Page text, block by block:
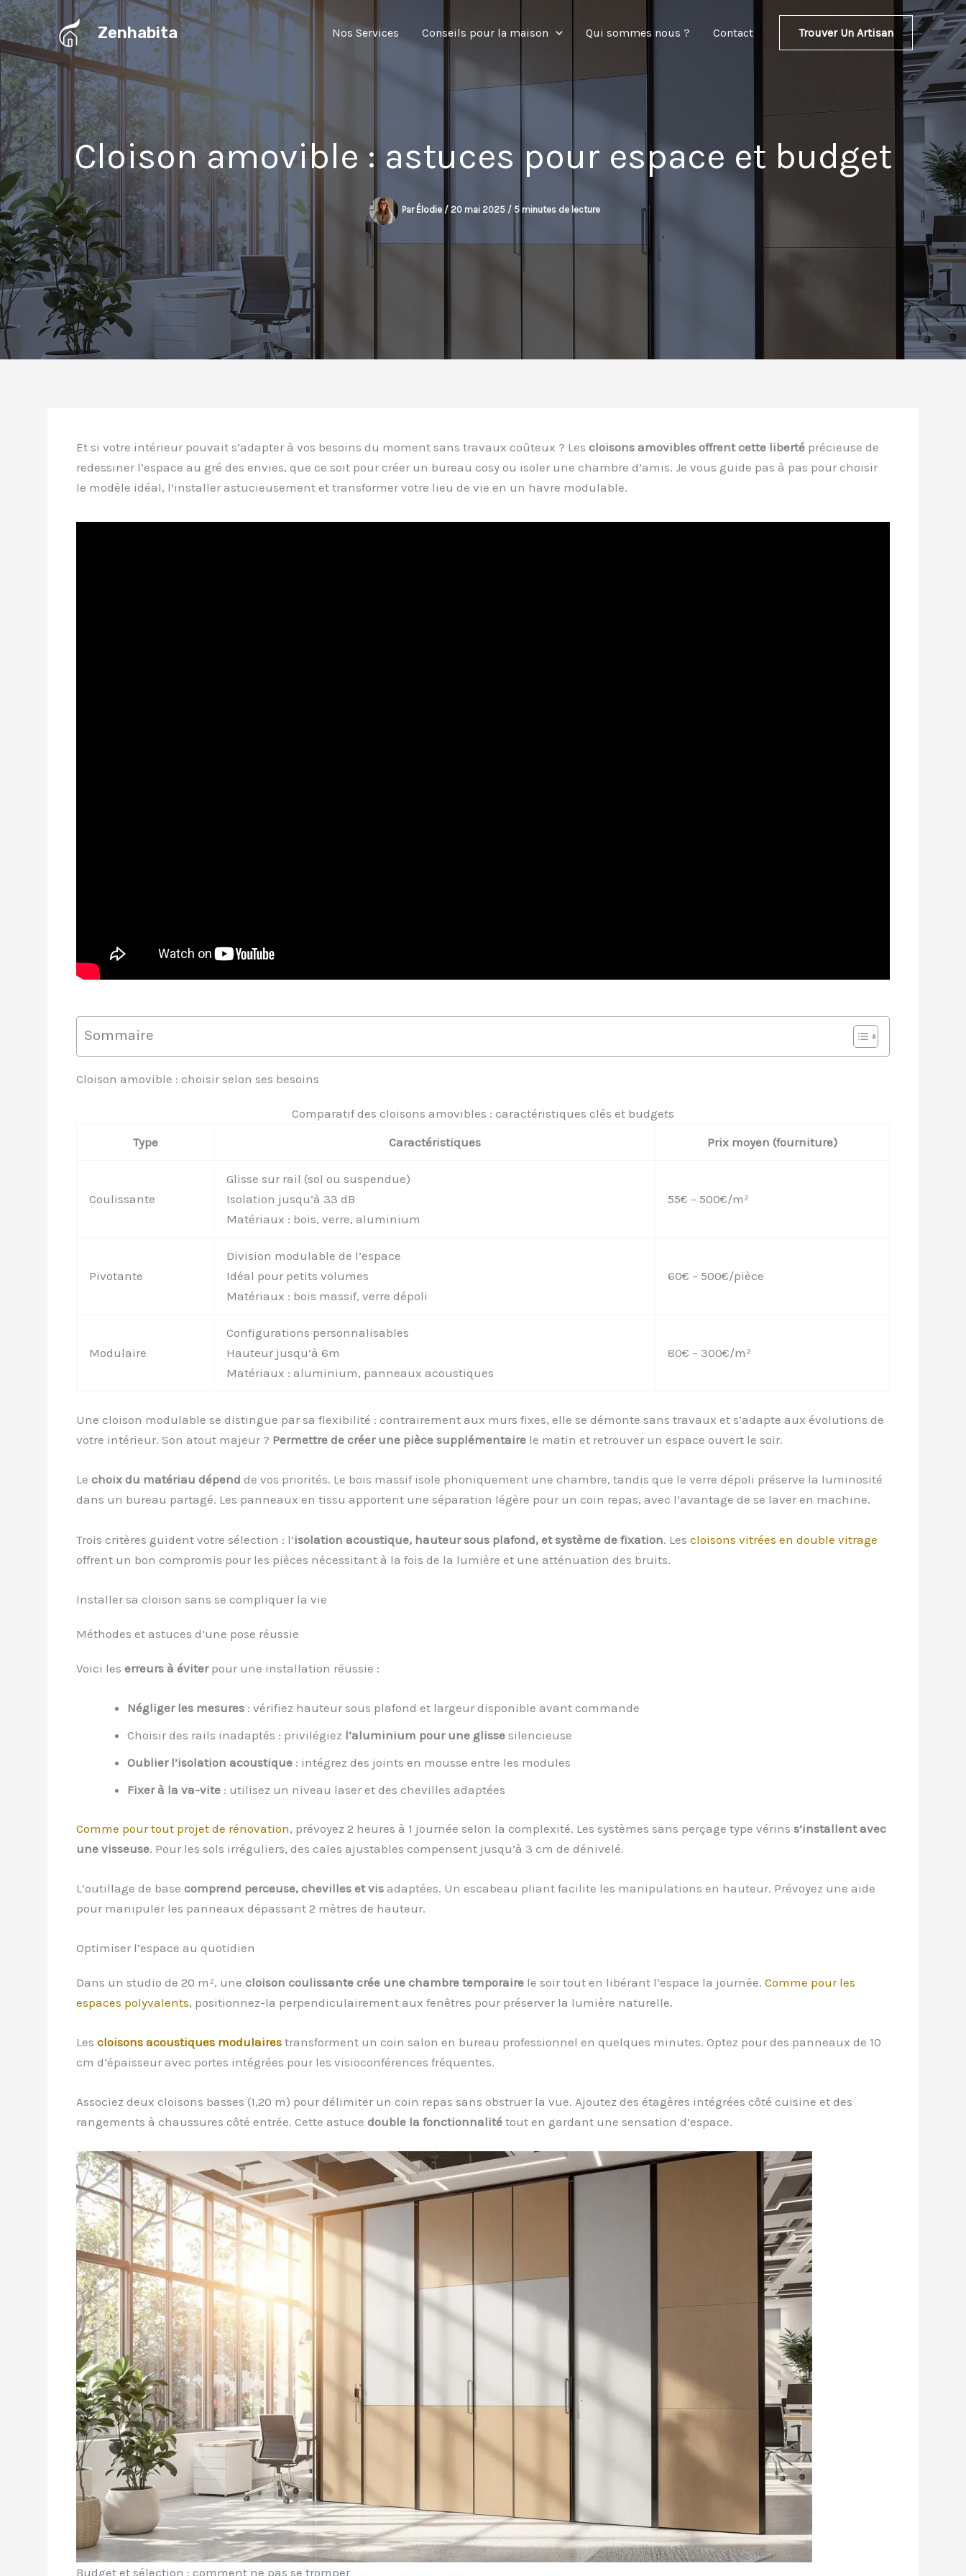
Aller
au
contenu
Zenhabita Nos Services Conseils pour la maison Qui sommes nous ? Contact Trouver Un Artisan
Cloison amovible : astuces pour espace et budget
Par Élodie / 20 mai 2025 /5 minutes de lecture
Et si votre intérieur pouvait s’adapter à vos besoins du moment sans travaux coûteux ? Les cloisons amovibles offrent cette liberté précieuse de
redessiner l’espace au gré des envies, que ce soit pour créer un bureau cosy ou isoler une chambre d’amis. Je vous guide pas à pas pour choisir
le modèle idéal, l’installer astucieusement et transformer votre lieu de vie en un havre modulable.
Sommaire
Cloison amovible : choisir selon ses besoins
Comparatif des cloisons amovibles : caractéristiques clés et budgets
Type
Caractéristiques Prix moyen (fourniture)
Coulissante
Glisse sur rail (sol ou suspendue)
Isolation jusqu’à 33 dB
Matériaux : bois, verre, aluminium
55€ – 500€/m²
Pivotante
Division modulable de l’espace
Idéal pour petits volumes
Matériaux : bois massif, verre dépoli
60€ – 500€/pièce
Modulaire
Configurations personnalisables
Hauteur jusqu’à 6m
Matériaux : aluminium, panneaux acoustiques
80€ – 300€/m²
Une cloison modulable se distingue par sa flexibilité : contrairement aux murs fixes, elle se démonte sans travaux et s’adapte aux évolutions de
votre intérieur. Son atout majeur ? Permettre de créer une pièce supplémentaire le matin et retrouver un espace ouvert le soir.
Le choix du matériau dépend de vos priorités. Le bois massif isole phoniquement une chambre, tandis que le verre dépoli préserve la luminosité
dans un bureau partagé. Les panneaux en tissu apportent une séparation légère pour un coin repas, avec l’avantage de se laver en machine.
Trois critères guident votre sélection : l’isolation acoustique, hauteur sous plafond, et système de fixation. Les cloisons vitrées en double vitrage
offrent un bon compromis pour les pièces nécessitant à la fois de la lumière et une atténuation des bruits.
Installer sa cloison sans se compliquer la vie
Méthodes et astuces d’une pose réussie
Voici les erreurs à éviterpour une installation réussie :
Négliger les mesures : vérifiez hauteur sous plafond et largeur disponible avant commande
Choisir des rails inadaptés : privilégiez l’aluminium pour une glisse silencieuse
Oublier l’isolation acoustique : intégrez des joints en mousse entre les modules
Fixer à la va-vite : utilisez un niveau laser et des chevilles adaptées
Comme pour tout projet de rénovation, prévoyez 2 heures à 1 journée selon la complexité. Les systèmes sans perçage type vérins s’installent avec
une visseuse. Pour les sols irréguliers, des cales ajustables compensent jusqu’à 3 cm de dénivelé.
L’outillage de base comprend perceuse, chevilles et vis adaptées. Un escabeau pliant facilite les manipulations en hauteur. Prévoyez une aide
pour manipuler les panneaux dépassant 2 mètres de hauteur.
Optimiser l’espace au quotidien
Dans un studio de 20 m², une cloison coulissante crée une chambre temporaire le soir tout en libérant l’espace la journée. Comme pour les
espaces polyvalents, positionnez-la perpendiculairement aux fenêtres pour préserver la lumière naturelle.
Les cloisons acoustiques modulaires transforment un coin salon en bureau professionnel en quelques minutes. Optez pour des panneaux de 10
cm d’épaisseur avec portes intégrées pour les visioconférences fréquentes.
Associez deux cloisons basses (1,20 m) pour délimiter un coin repas sans obstruer la vue. Ajoutez des étagères intégrées côté cuisine et des
rangements à chaussures côté entrée. Cette astuce double la fonctionnalité tout en gardant une sensation d’espace.
Budget et sélection : comment ne pas se tromper